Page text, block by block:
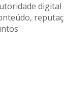
digital